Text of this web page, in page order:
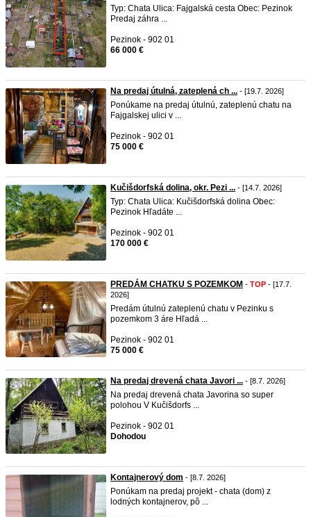
Typ: Chata Ulica: Fajgalská cesta Obec: Pezinok
Predaj záhra ...
Pezinok - 902 01
66 000 €
Na predaj útulná, zateplená ch ... - [19.7. 2026]
Ponúkame na predaj útulnú, zateplenú chatu na
Fajgalskej ulici v ...
Pezinok - 902 01
75 000 €
Kučišdorfská dolina, okr. Pezi ... - [14.7. 2026]
Typ: Chata Ulica: Kučišdorfská dolina Obec:
Pezinok Hľadáte ...
Pezinok - 902 01
170 000 €
PREDÁM CHATKU S POZEMKOM - TOP - [17.7.
2026]
Predám útulnú zateplenú chatu v Pezinku s
pozemkom 3 áre Hľadá ...
Pezinok - 902 01
75 000 €
Na predaj drevená chata Javori ... - [8.7. 2026]
Na predaj drevená chata Javorina so super
polohou V Kučišdorfs ...
Pezinok - 902 01
Dohodou
Kontajnerový dom - [8.7. 2026]
Ponúkam na predaj projekt - chata (dom) z
lodných kontajnerov, pô ...